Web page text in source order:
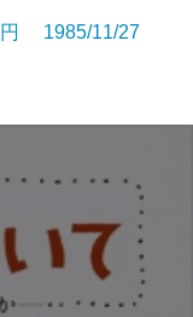
1985/11/27